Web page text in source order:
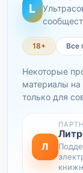
L
18+ Все
Некоторые
материалы на
только для
Л